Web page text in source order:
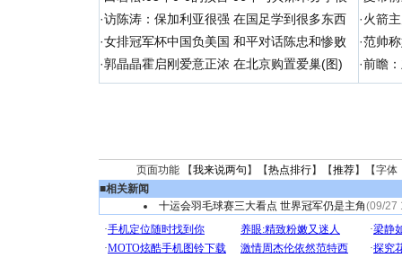
·访陈涛：保加利亚很强 在国足学到很多东西
·女排冠军杯中国负美国 和平对话陈忠和惨败
·郭晶晶霍启刚爱意正浓 在北京购置爱巢(图)
·火箭
·范帅
·前瞻
页面功能 【我来说两句 】【热点排行】【推荐】【字体
■相关新闻
十运会羽毛球赛三大看点 世界冠军仍是主角(09/27